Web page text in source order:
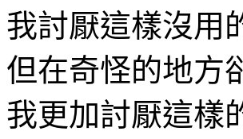
我討厭這樣沒用
但在奇怪的地方
我更加討厭這樣